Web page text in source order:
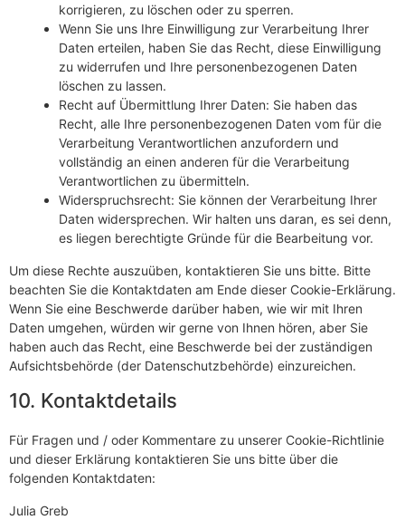
korrigieren, zu löschen oder zu sperren.
Wenn Sie uns Ihre Einwilligung zur Verarbeitung Ihrer
Daten erteilen, haben Sie das Recht, diese Einwilligung
zu widerrufen und Ihre personenbezogenen Daten
löschen zu lassen.
Recht auf Übermittlung Ihrer Daten: Sie haben das
Recht, alle Ihre personenbezogenen Daten vom für die
Verarbeitung Verantwortlichen anzufordern und
vollständig an einen anderen für die Verarbeitung
Verantwortlichen zu übermitteln.
Widerspruchsrecht: Sie können der Verarbeitung Ihrer
Daten widersprechen. Wir halten uns daran, es sei denn,
es liegen berechtigte Gründe für die Bearbeitung vor.
Um diese Rechte auszuüben, kontaktieren Sie uns bitte. Bitte
beachten Sie die Kontaktdaten am Ende dieser Cookie-Erklärung.
Wenn Sie eine Beschwerde darüber haben, wie wir mit Ihren
Daten umgehen, würden wir gerne von Ihnen hören, aber Sie
haben auch das Recht, eine Beschwerde bei der zuständigen
Aufsichtsbehörde (der Datenschutzbehörde) einzureichen.
10. Kontaktdetails
Für Fragen und / oder Kommentare zu unserer Cookie-Richtlinie
und dieser Erklärung kontaktieren Sie uns bitte über die
folgenden Kontaktdaten:
Julia Greb